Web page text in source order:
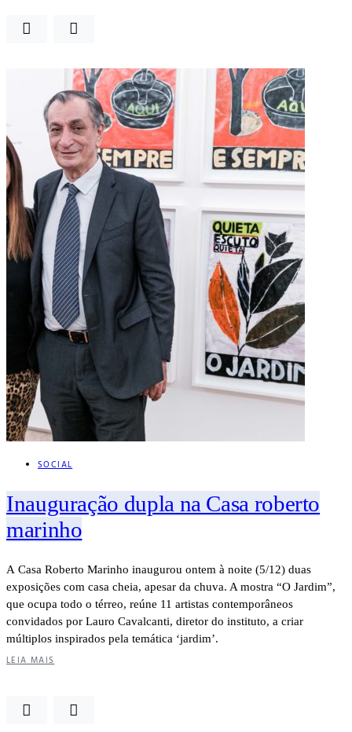
SOCIAL
Inauguração dupla na Casa roberto
marinho
A Casa Roberto Marinho inaugurou ontem à noite (5/12) duas
exposições com casa cheia, apesar da chuva. A mostra “O Jardim”,
que ocupa todo o térreo, reúne 11 artistas contemporâneos
convidados por Lauro Cavalcanti, diretor do instituto, a criar
múltiplos inspirados pela temática ‘jardim’.
LEIA MAIS